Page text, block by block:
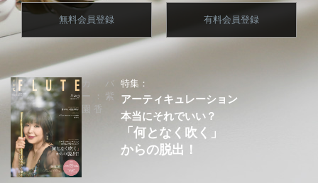
無料会員登録 有料会員登録
特集：
アーティキュレーション
本当にそれでいい？
「何となく吹く」
からの脱出！
カバ
ー：紫
園 香